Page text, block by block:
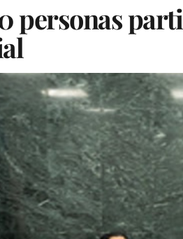
personas